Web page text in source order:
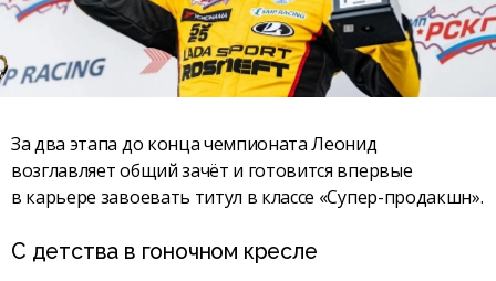
За два этапа до конца чемпионата Леонид
возглавляет общий зачёт и готовится впервые
в карьере завоевать титул в классе «Супер-продакшн».
С детства в гоночном кресле